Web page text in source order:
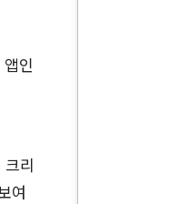
인
리
여